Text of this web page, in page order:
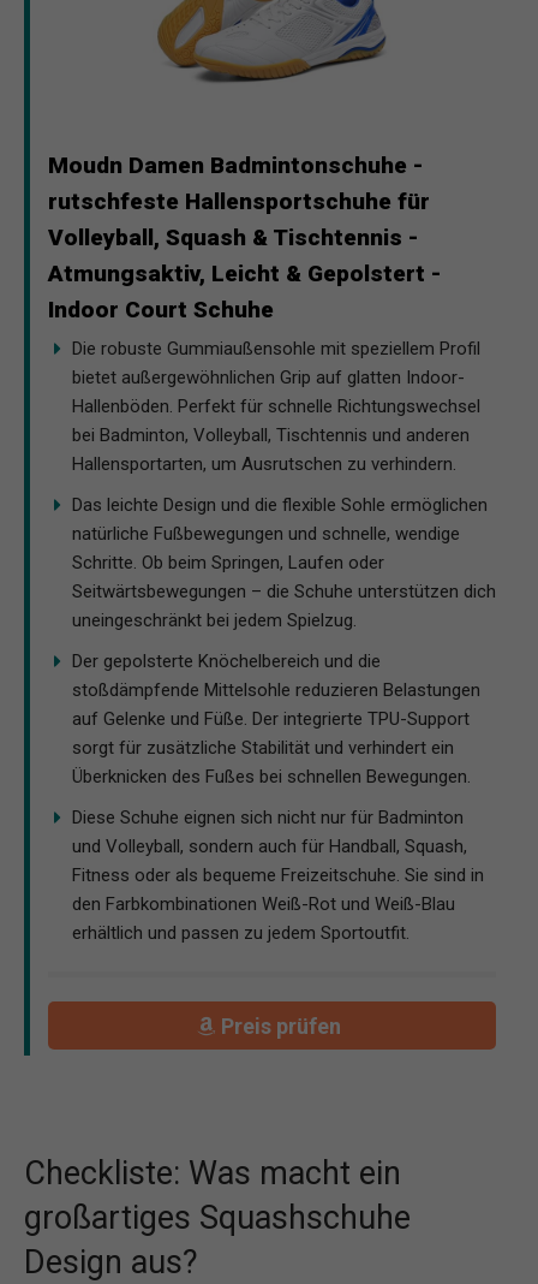
Moudn Damen Badmintonschuhe -
rutschfeste Hallensportschuhe für
Volleyball, Squash & Tischtennis -
Atmungsaktiv, Leicht & Gepolstert -
Indoor Court Schuhe
Die robuste Gummiaußensohle mit speziellem Profil
bietet außergewöhnlichen Grip auf glatten Indoor-
Hallenböden. Perfekt für schnelle Richtungswechsel
bei Badminton, Volleyball, Tischtennis und anderen
Hallensportarten, um Ausrutschen zu verhindern.
Das leichte Design und die flexible Sohle ermöglichen
natürliche Fußbewegungen und schnelle, wendige
Schritte. Ob beim Springen, Laufen oder
Seitwärtsbewegungen – die Schuhe unterstützen dich
uneingeschränkt bei jedem Spielzug.
Der gepolsterte Knöchelbereich und die
stoßdämpfende Mittelsohle reduzieren Belastungen
auf Gelenke und Füße. Der integrierte TPU-Support
sorgt für zusätzliche Stabilität und verhindert ein
Überknicken des Fußes bei schnellen Bewegungen.
Diese Schuhe eignen sich nicht nur für Badminton
und Volleyball, sondern auch für Handball, Squash,
Fitness oder als bequeme Freizeitschuhe. Sie sind in
den Farbkombinationen Weiß-Rot und Weiß-Blau
erhältlich und passen zu jedem Sportoutfit.
Preis prüfen
Checkliste: Was macht ein
großartiges Squashschuhe
Design aus?